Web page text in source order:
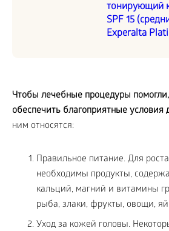
тонирующий
SPF 15
Experalta
Чтобы лечебные процедуры
обеспечить благоприятные условия
ним относятся:
Правильное питание. Для
необходимы продукты,
кальций, магний и витамины
рыба, злаки, фрукты, овощи,
Уход за кожей головы.